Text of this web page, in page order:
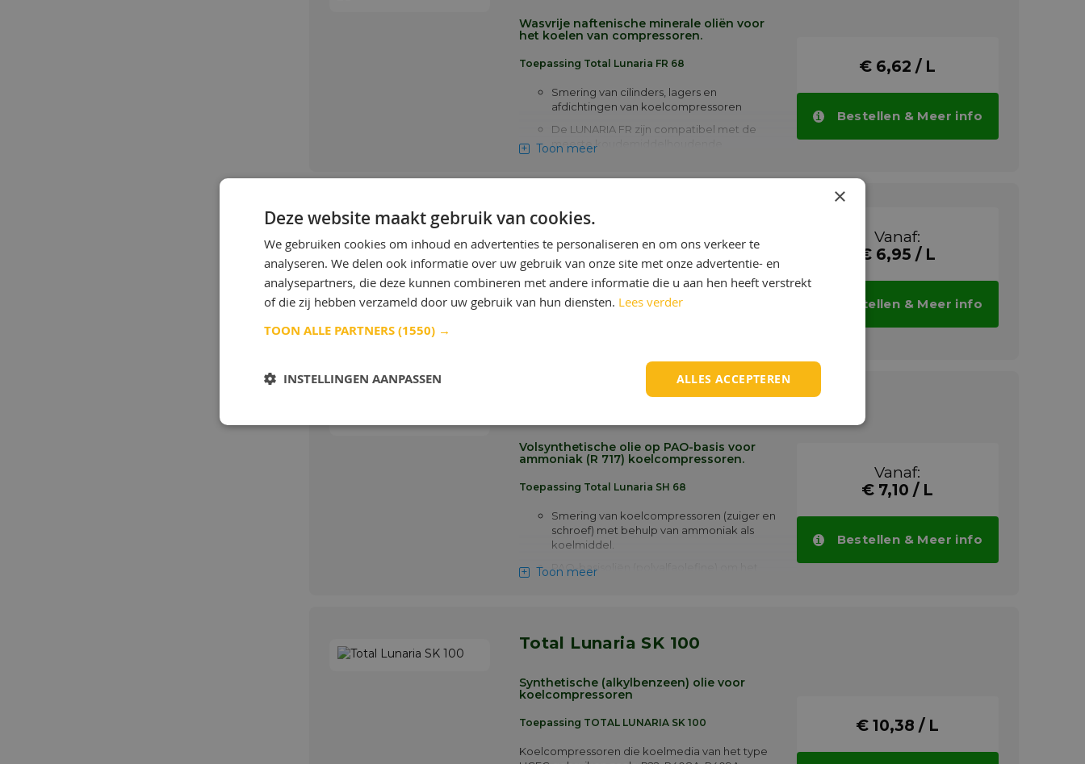
Wasvrije naftenische minerale oliën voor
het koelen van compressoren.
Toepassing Total Lunaria FR 68
Smering van cilinders, lagers en
afdichtingen van koelcompressoren
De LUNARIA FR zijn compatibel met de
meeste koudemiddelhoudende
Meer info
Toon meer
€ 6,62 / L
Bestellen & Meer info
Total Lunaria SH 46
Meer info
Vanaf:
€ 6,95 / L
Bestellen & Meer info
Volsynthetische olie op PAO-basis voor
ammoniak (R 717) koelcompressoren.
Toepassing Total Lunaria SH 68
Smering van koelcompressoren (zuiger en
schroef) met behulp van ammoniak als
koelmiddel.
PAO-basisoliën (polyalfaolefine) om het
Toepassingsgebied :
verdampingstemperatuur tot -50°C.
Toon meer
Vanaf:
€ 7,10 / L
Bestellen & Meer info
Total Lunaria SK 100
Synthetische (alkylbenzeen) olie voor
koelcompressoren
Toepassing TOTAL LUNARIA SK 100
Koelcompressoren die koelmedia van het type
€ 10,38 / L
×
Deze website maakt gebruik van cookies.
We gebruiken cookies om inhoud en advertenties te personaliseren en om ons verkeer te
analyseren. We delen ook informatie over uw gebruik van onze site met onze advertentie- en
analysepartners, die deze kunnen combineren met andere informatie die u aan hen heeft verstrekt
of die zij hebben verzameld door uw gebruik van hun diensten. Lees verder
TOON ALLE PARTNERS(1550) →
ALLES ACCEPTEREN
INSTELLINGEN AANPASSEN